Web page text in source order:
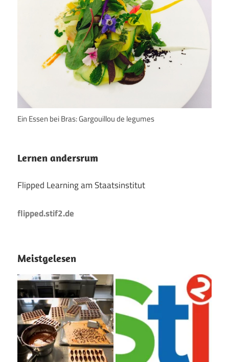
Ein Essen bei Bras: Gargouillou de legumes
Lernen andersrum
Flipped Learning am Staatsinstitut
flipped.stif2.de
Meistgelesen